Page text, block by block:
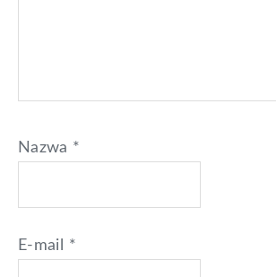
Nazwa *
E-mail *